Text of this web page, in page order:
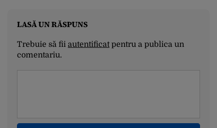
LASĂ UN RĂSPUNS
Trebuie să fii autentificatpentru a publica un
comentariu.